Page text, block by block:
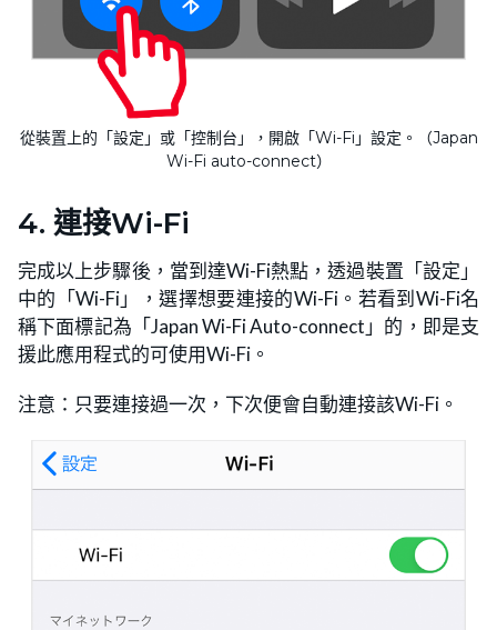
從裝置上的「設定」或「控制台」，開啟「Wi-Fi」設定。（Japan
Wi-Fi auto-connect）
4. 連接Wi-Fi
完成以上步驟後，當到達Wi-Fi熱點，透過裝置「設定」
中的「Wi-Fi」，選擇想要連接的Wi-Fi。若看到Wi-Fi名
稱下面標記為「Japan Wi-Fi Auto-connect」的，即是支
援此應用程式的可使用Wi-Fi。
注意：只要連接過一次，下次便會自動連接該Wi-Fi。